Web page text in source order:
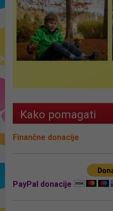
Kako pomagati
Finančne donacije
PayPal donacije